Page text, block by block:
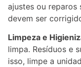
ajustes ou reparos
devem ser
Limpeza e
limpa. Resíduos e
isso, limpe a